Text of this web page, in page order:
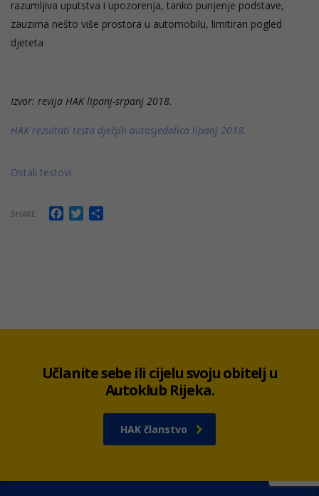
razumljiva uputstva i upozorenja, tanko punjenje podstave,
zauzima nešto više prostora u automobilu, limitiran pogled
djeteta
Izvor: revija HAK lipanj-srpanj 2018.
HAK rezultati testa dječjih autosjedalica lipanj 2018.
Ostali testovi
SHARE Facebook
Twitter
Učlanite sebe ili cijelu svoju obitelj u
Autoklub Rijeka.
HAK članstvo